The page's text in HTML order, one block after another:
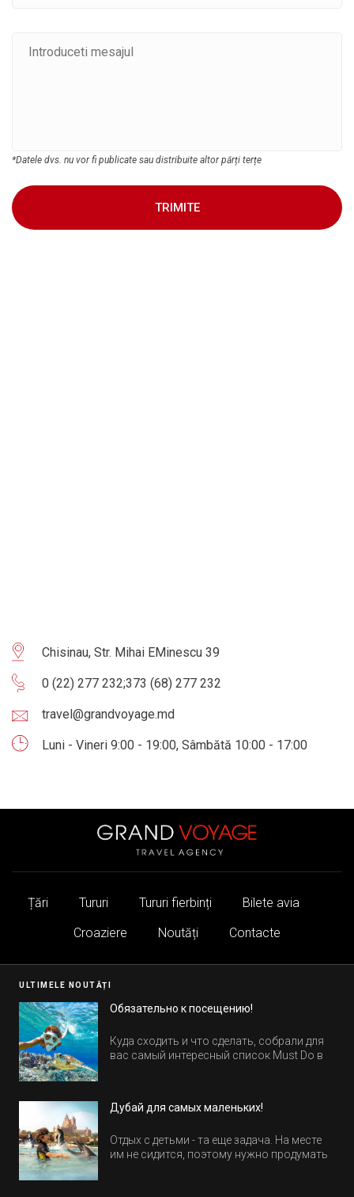
*Datele dvs. nu vor fi publicate sau distribuite altor părți terțe
TRIMITE
Chisinau, Str. Mihai EMinescu 39
0 (22) 277 232;373 (68) 277 232
travel@grandvoyage.md
Luni - Vineri 9:00 - 19:00, Sâmbătă 10:00 - 17:00
Țări Tururi Tururi fierbinți
Bilete avia
Croaziere
Noutăți Contacte
ULTIMELE NOUTĂȚI
Обязательно к посещению!
Куда сходить и что сделать, собрали для
вас самый интересный список Must Do в
Дубай для самых маленьких!
Отдых с детьми - та еще задача. На месте
им не сидится, поэтому нужно продумать